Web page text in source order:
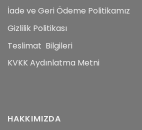
İade ve Geri Ödeme Politikamız
Gizlilik Politikası
Teslimat Bilgileri
KVKK Aydınlatma Metni
HAKKIMIZDA